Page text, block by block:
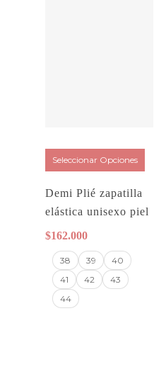
Seleccionar Opciones
Demi Plié zapatilla
elástica unisexo piel
$162.000
38 39
40
41
42
43
44